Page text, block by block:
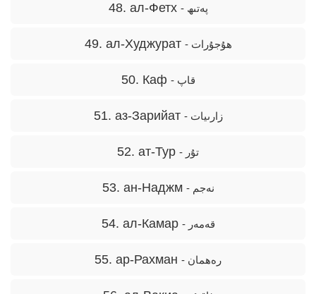
48. ал-Фетх - پەتىھ
49. ал-Худжурат - ھۇجۇرات
50. Каф - قاپ
51. аз-Зарийат - زارىيات
52. ат-Тур - تۇر
53. ан-Наджм - نەجم
54. ал-Камар - قەمەر
55. ар-Рахман - رەھمان